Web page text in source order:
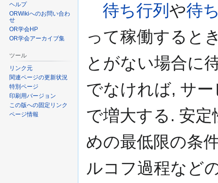
待ち行列 や待
って稼働すると
とがない場合に
でなければ, サ
で増大する. 安
めの最低限の条
ルコフ過程など
ヘルプ
ORWikiへのお問い合わ
せ
OR学会HP
OR学会アーカイブ集
ツール
リンク元
関連ページの更新状況
特別ページ
印刷用バージョン
この版への固定リンク
ページ情報